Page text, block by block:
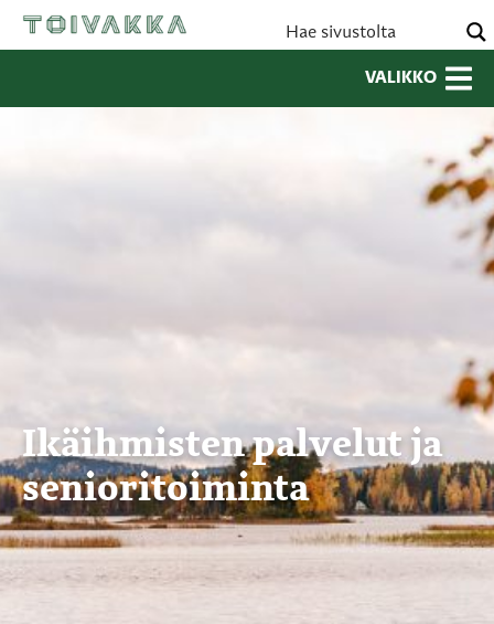
VALIKKO
Ikäihmisten palvelut ja
senioritoiminta